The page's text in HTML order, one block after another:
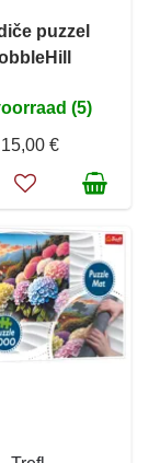
puzzel
(5)
15,00 €